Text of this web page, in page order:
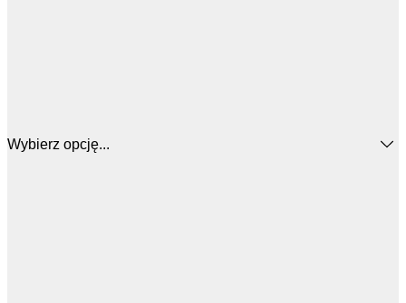
Wybierz opcję...